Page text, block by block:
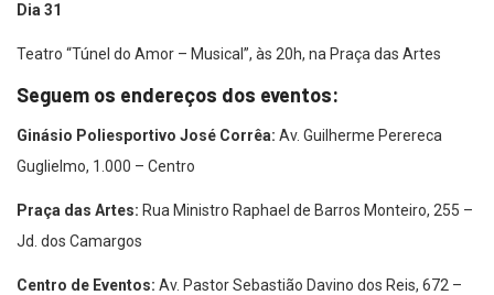
Dia 31
Teatro “Túnel do Amor – Musical”, às 20h, na Praça das Artes
Seguem os endereços dos eventos:
Ginásio Poliesportivo José Corrêa: Av. Guilherme Perereca
Guglielmo, 1.000 – Centro
Praça das Artes: Rua Ministro Raphael de Barros Monteiro, 255 –
Jd. dos Camargos
Centro de Eventos: Av. Pastor Sebastião Davino dos Reis, 672 –